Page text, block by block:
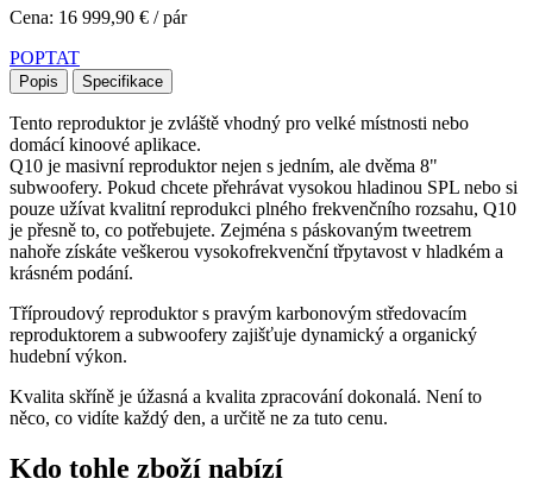
Cena: 16 999,90 € / pár
POPTAT
Popis Specifikace
Tento reproduktor je zvláště vhodný pro velké místnosti nebo
domácí kinoové aplikace.
Q10 je masivní reproduktor nejen s jedním, ale dvěma 8"
subwoofery. Pokud chcete přehrávat vysokou hladinou SPL nebo si
pouze užívat kvalitní reprodukci plného frekvenčního rozsahu, Q10
je přesně to, co potřebujete. Zejména s páskovaným tweetrem
nahoře získáte veškerou vysokofrekvenční třpytavost v hladkém a
krásném podání.
Tříproudový reproduktor s pravým karbonovým středovacím
reproduktorem a subwoofery zajišťuje dynamický a organický
hudební výkon.
Kvalita skříně je úžasná a kvalita zpracování dokonalá. Není to
něco, co vidíte každý den, a určitě ne za tuto cenu.
Kdo tohle zboží nabízí